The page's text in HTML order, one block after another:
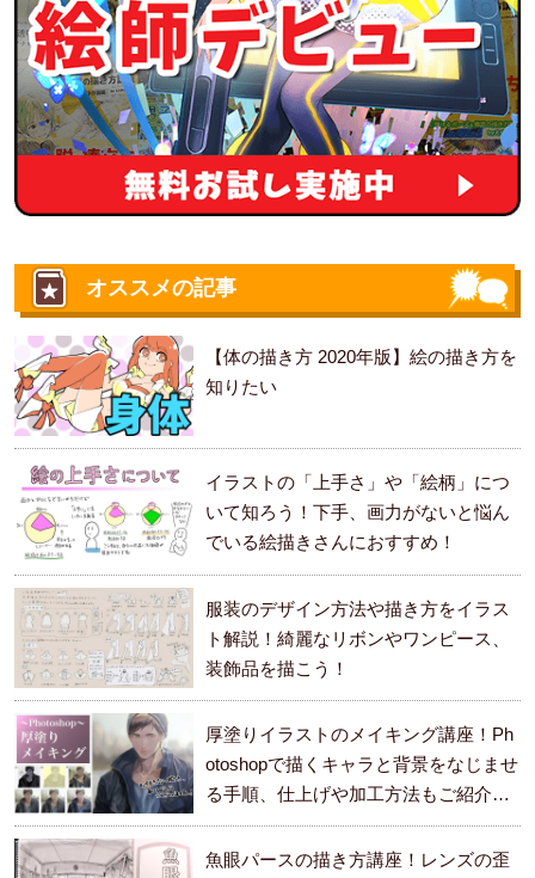
オススメの記事
【体の描き方 2020年版】絵の描き方を
知りたい
イラストの「上手さ」や「絵柄」につ
いて知ろう！下手、画力がないと悩ん
でいる絵描きさんにおすすめ！
服装のデザイン方法や描き方をイラス
ト解説！綺麗なリボンやワンピース、
装飾品を描こう！
厚塗りイラストのメイキング講座！Ph
otoshopで描くキャラと背景をなじませ
る手順、仕上げや加工方法もご紹介し
ます。
魚眼パースの描き方講座！レンズの歪